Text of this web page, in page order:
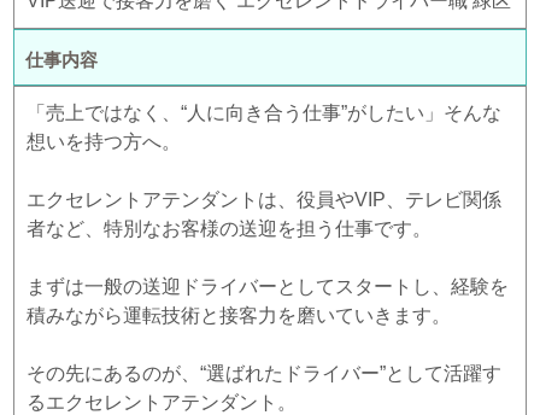
仕事内容
「売上ではなく、“人に向き合う仕事”がしたい」そんな
想いを持つ方へ。
エクセレントアテンダントは、役員やVIP、テレビ関係
者など、特別なお客様の送迎を担う仕事です。
まずは一般の送迎ドライバーとしてスタートし、経験を
積みながら運転技術と接客力を磨いていきます。
その先にあるのが、“選ばれたドライバー”として活躍す
るエクセレントアテンダント。